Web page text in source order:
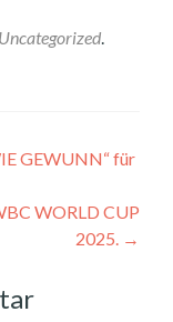
Uncategorized.
GEWUNN“ für
WORLD CUP
2025. →